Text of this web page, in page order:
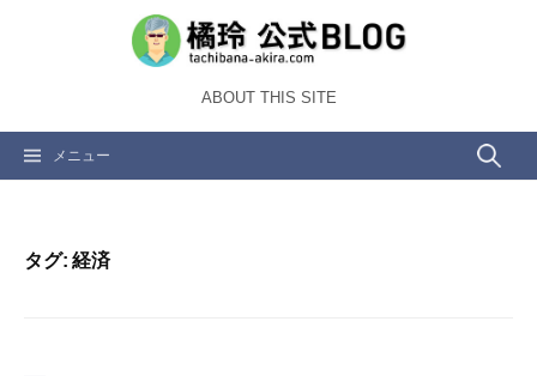
ツ
ABOUT THIS SITE
メニュー 検
タグ:経済